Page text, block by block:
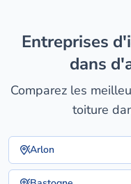
entreprises d'isolation de la toiture
dans
Comparez les
toiture
Arlon